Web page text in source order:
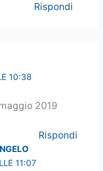
Rispondi
10:38
2019
Rispondi
11:07